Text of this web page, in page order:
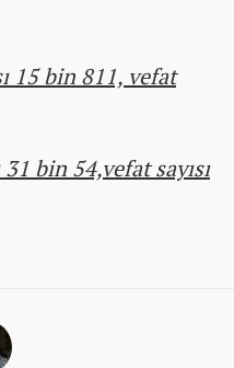
15 bin 811, vefat
bin 54,vefat sayısı